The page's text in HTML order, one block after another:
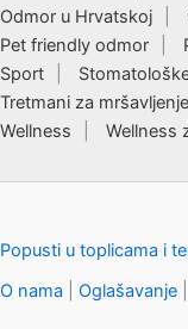
Odmor u Hrvatskoj
Pet friendly odmor
Sport
Tretmani za mršavljenje
Wellness
Wellness
Popusti u toplicama i
O nama
Oglašavanje